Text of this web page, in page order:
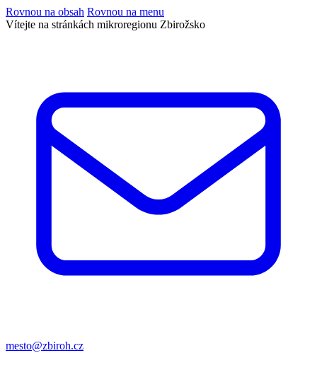
Rovnou na obsah Rovnou na menu
Vítejte na stránkách mikroregionu Zbirožsko
mesto@zbiroh.cz